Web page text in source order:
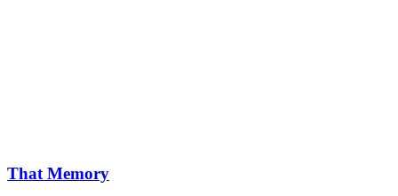
That Memory